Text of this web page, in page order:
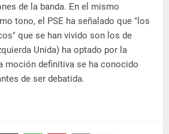
de la banda. En el mismo
tono, el PSE ha señalado que "los
que se han vivido son los de
Unida) ha optado por la
moción definitiva se ha conocido
de ser debatida.